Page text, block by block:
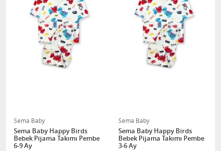
Sema Baby
Sema Baby Happy Birds
Bebek Pijama Takımı Pembe
6-9 Ay
Sema Baby
Sema Baby Happy Birds
Bebek Pijama Takımı Pembe
3-6 Ay